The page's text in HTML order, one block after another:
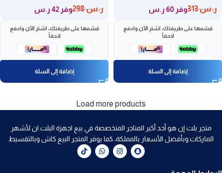
ر.س313 وفر 60 ر.س
قسّمها على طريقتك، اشترِ الآن وادفع
لاحقاً
إضافة إلى السلة
ر.س298 وفر 42 ر.س
قسّمها على طريقتك، اشترِ الآن وادفع
لاحقاً
إضافة إلى السلة
Load more products
متجر بلت إن هو أحد أكبر المتاجر المتخصصة في بيع اجهزة البلت ان لأشهر
الماركات وبأفضل الأسعار بالمملكة، كما يوفر المتجر البيع كاش وبالتقسيط